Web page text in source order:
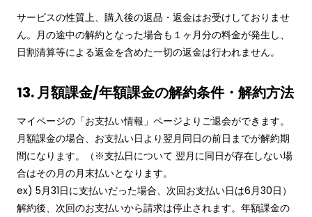
サービスの性質上、購入後の返品・返金はお受けしておりませ
ん。月の途中の解約となった場合も１ヶ月分の料金が発生し、
日割清算等による返金を含めた一切の返金は行われません。
13. 月額課金/年額課金の解約条件・解約方法
マイページの「お支払い情報」ページよりご退会ができます。
月額課金の場合、お支払い日より翌月同日の前日までが解約期
間になります。（※支払日について 翌月に同日が存在しない場
合はその月の月末払いとなります。
ex) 5月31日に支払いだった場合、次回お支払い日は6月30日）
解約後、次回のお支払いから請求は停止されます。年額課金の